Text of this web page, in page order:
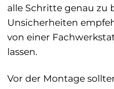
alle Schritte genau zu
Unsicherheiten
von einer
lassen.
Vor der Montage